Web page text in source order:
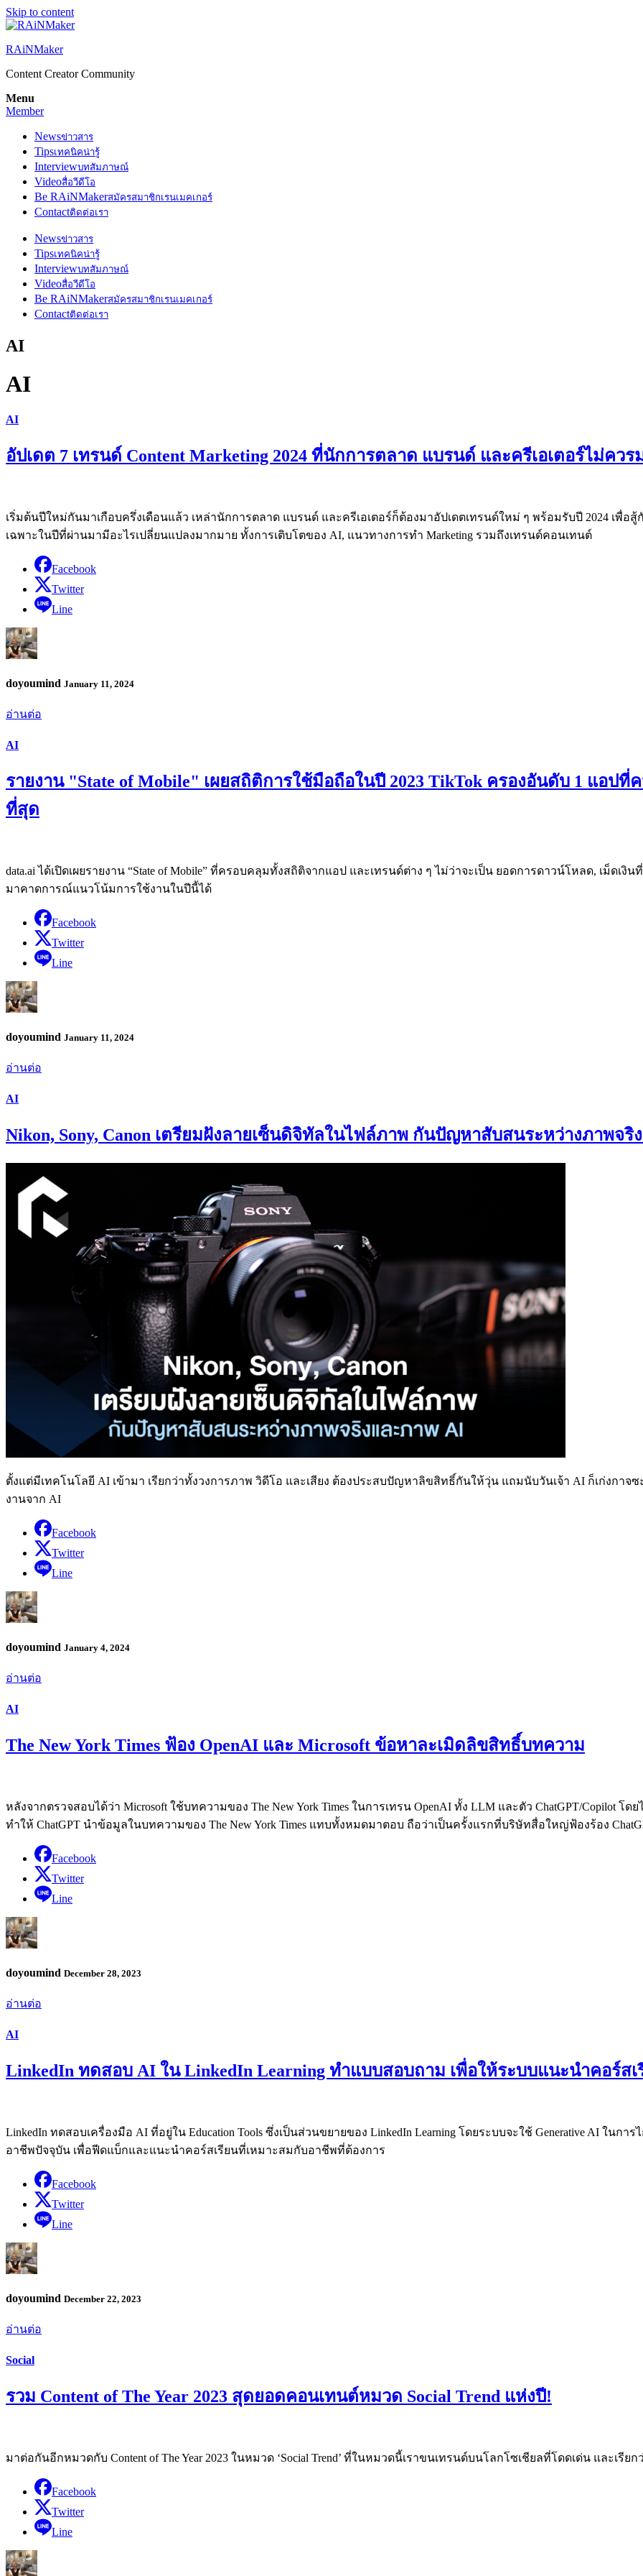
Skip to content
RAiNMaker
Content Creator Community
Menu
Member
Newsข่าวสาร
Tipsเทคนิคน่ารู้
Interviewบทสัมภาษณ์
Videoสื่อวีดีโอ
Be RAiNMakerสมัครสมาชิกเรนเมคเกอร์
Contactติดต่อเรา
Newsข่าวสาร
Tipsเทคนิคน่ารู้
Interviewบทสัมภาษณ์
Videoสื่อวีดีโอ
Be RAiNMakerสมัครสมาชิกเรนเมคเกอร์
Contactติดต่อเรา
AI
AI
AI
อัปเดต 7 เทรนด์ Content Marketing 2024 ที่นักการตลาด แบรนด์ และครีเอเตอร์ไม่ควร
เริ่มต้นปีใหม่กันมาเกือบครึ่งเดือนแล้ว เหล่านักการตลาด แบรนด์ และครีเอเตอร์ก็ต้องมาอัปเดตเทรนด์ใหม่ ๆ พร้อมรับปี 2024 เพื่อสู้
เฉพาะในปีที่ผ่านมามีอะไรเปลี่ยนแปลงมากมาย ทั้งการเติบโตของ AI, แนวทางการทำ Marketing รวมถึงเทรนด์คอนเทนต์
Facebook
Twitter
Line
doyoumind January 11, 2024
อ่านต่อ
AI
รายงาน "State of Mobile" เผยสถิติการใช้มือถือในปี 2023 TikTok ครองอันดับ 1 แอ
ที่สุด
data.ai ได้เปิดเผยรายงาน “State of Mobile” ที่ครอบคลุมทั้งสถิติจากแอป และเทรนด์ต่าง ๆ ไม่ว่าจะเป็น ยอดการดาวน์โหลด, เม็ดเ
มาคาดการณ์แนวโน้มการใช้งานในปีนี้ได้
Facebook
Twitter
Line
doyoumind January 11, 2024
อ่านต่อ
AI
Nikon, Sony, Canon เตรียมฝังลายเซ็นดิจิทัลในไฟล์ภาพ กันปัญหาสับสนระหว่างภาพจริ
ตั้งแต่มีเทคโนโลยี AI เข้ามา เรียกว่าทั้งวงการภาพ วิดีโอ และเสียง ต้องประสบปัญหาลิขสิทธิ์กันให้วุ่น แถมนับวันเจ้า AI ก็เก่งกาจ
งานจาก AI
Facebook
Twitter
Line
doyoumind January 4, 2024
อ่านต่อ
AI
The New York Times ฟ้อง OpenAI และ Microsoft ข้อหาละเมิดลิขสิทธิ์บทความ
หลังจากตรวจสอบได้ว่า Microsoft ใช้บทความของ The New York Times ในการเทรน OpenAI ทั้ง LLM และตัว ChatGPT/Copilot
ทำให้ ChatGPT นำข้อมูลในบทความของ The New York Times แทบทั้งหมดมาตอบ ถือว่าเป็นครั้งแรกที่บริษัทสื่อใหญ่ฟ้องร้อง
Facebook
Twitter
Line
doyoumind December 28, 2023
อ่านต่อ
AI
LinkedIn ทดสอบ AI ใน LinkedIn Learning ทำแบบสอบถาม เพื่อให้ระบบแนะนำคอร์ส
LinkedIn ทดสอบเครื่องมือ AI ที่อยู่ใน Education Tools ซึ่งเป็นส่วนขยายของ LinkedIn Learning โดยระบบจะใช้ Generative AI ในก
อาชีพปัจจุบัน เพื่อฟีดแบ็กและแนะนำคอร์สเรียนที่เหมาะสมกับอาชีพที่ต้องการ
Facebook
Twitter
Line
doyoumind December 22, 2023
อ่านต่อ
Social
รวม Content of The Year 2023 สุดยอดคอนเทนต์หมวด Social Trend แห่งปี!
มาต่อกันอีกหมวดกับ Content of The Year 2023 ในหมวด ‘Social Trend’ ที่ในหมวดนี้เราขนเทรนด์บนโลกโซเชียลที่โดดเด่น และเรีย
Facebook
Twitter
Line